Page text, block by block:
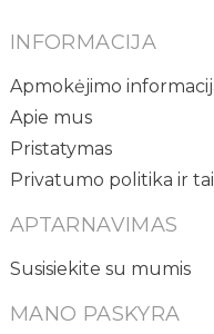
INFORMACIJA
Apmokėjimo
Apie mus
Pristatymas
Privatumo politika ir
APTARNAVIMAS
Susisiekite su mumis
MANO PASKYRA